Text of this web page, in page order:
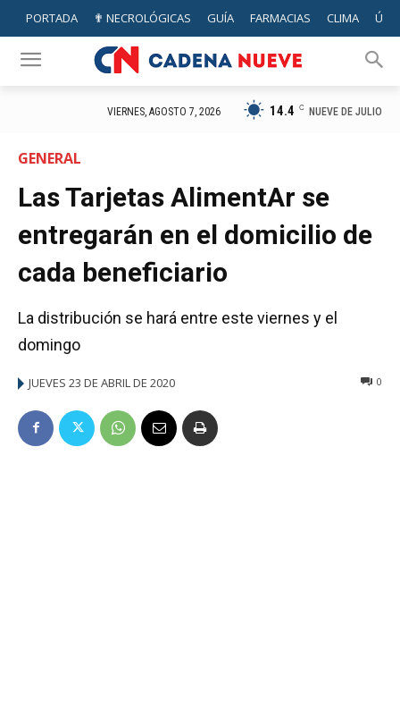
PORTADA ✟ NECROLÓGICAS GUÍA FARMACIAS CLIMA
VIERNES, AGOSTO 7, 2026 14.4 C NUEVE DE JULIO
GENERAL
Las Tarjetas AlimentAr se
entregarán en el domicilio de
cada beneficiario
La distribución se hará entre este viernes y el
domingo
JUEVES 23 DE ABRIL DE 2020 0